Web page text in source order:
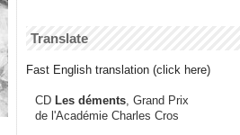
Translate
Fast English translation (click here)
CD Les déments , Grand Prix
de l'Académie Charles Cros